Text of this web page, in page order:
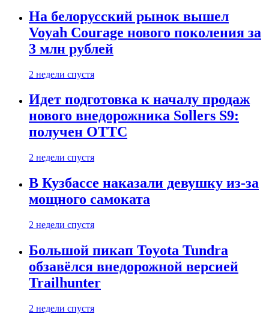
На белорусский рынок вышел
Voyah Courage нового поколения за
3 млн рублей
2 недели спустя
Идет подготовка к началу продаж
нового внедорожника Sollers S9:
получен ОТТС
2 недели спустя
В Кузбассе наказали девушку из-за
мощного самоката
2 недели спустя
Большой пикап Toyota Tundra
обзавёлся внедорожной версией
Trailhunter
2 недели спустя